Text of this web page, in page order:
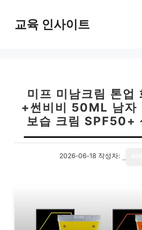
교육 인사이트
미프 미남크림 톤업
+썬비비 50ML 남자
보습 크림 SPF50+
2026-06-18 작성자: